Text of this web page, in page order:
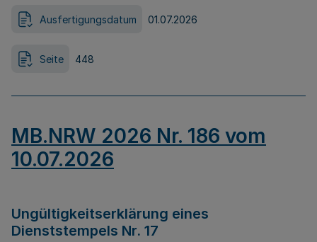
Ausfertigungsdatum 01.07.2026
Seite 448
MB.NRW 2026 Nr. 186 vom
10.07.2026
Ungültigkeitserklärung eines
Dienststempels Nr. 17